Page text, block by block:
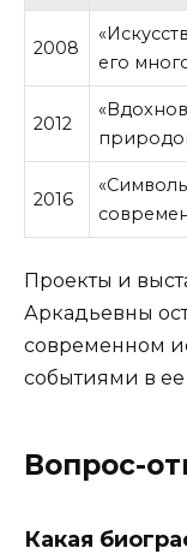
2008
его
2012
2016
Проекты и
Аркадьевны
современном
событиями в
Вопрос-
Какая